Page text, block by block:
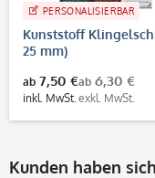
PERSONALISIERBAR
Kunststoff
25 mm)
ab 7,50 €
inkl. MwSt.
ab 6,30 €
exkl. MwSt.
Kunden haben